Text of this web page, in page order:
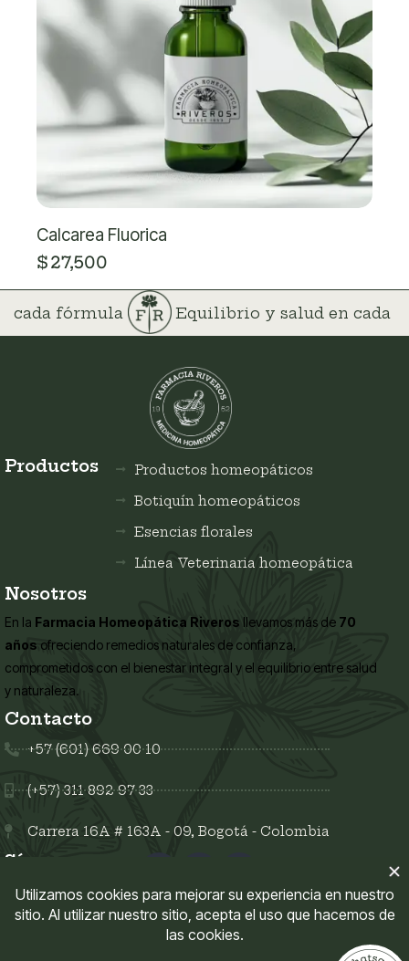
Calcarea Fluorica
$27,500
cada fórmula Equilibrio y salud en cada
Productos
Productos homeopáticos
Botiquín homeopáticos
Esencias florales
Línea Veterinaria homeopática
Nosotros
En la Farmacia Homeopática Riveros llevamos más de 70
años ofreciendo remedios naturales de confianza,
comprometidos con el bienestar integral y el equilibrio entre salud
y naturaleza.
Contacto
+57 (601) 669 00 10
(+57) 311 892 97 33
Carrera 16A # 163A - 09, Bogotá - Colombia
Síguenos en:
Enlaces del sitio
Políticas del sitio